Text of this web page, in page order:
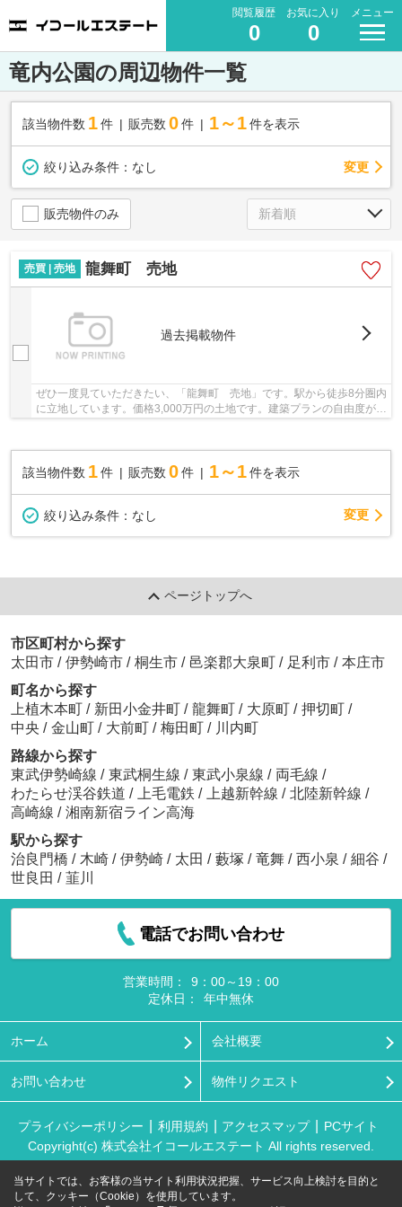
閲覧履歴
0
お気に入り
0
メニュー
竜内公園の周辺物件一覧
該当物件数 1件 販売数 0 件 1～1 件を表示
絞り込み条件： なし 変更
販売物件のみ
売買 | 売地 龍舞町 売地
過去掲載物件
ぜひ一度見ていただきたい、「龍舞町 売地」です。駅から徒歩8分圏内
に立地しています。価格3,000万円の土地です。建築プランの自由度が高
該当物件数 1件 販売数 0 件 1～1 件を表示
絞り込み条件： なし 変更
ページトップへ
市区町村から探す
太田市 / 伊勢崎市 / 桐生市 / 邑楽郡大泉町 / 足利市 / 本庄市
町名から探す
上植木本町 / 新田小金井町 / 龍舞町 / 大原町 / 押切町 /
中央 / 金山町 / 大前町 / 梅田町 / 川内町
路線から探す
東武伊勢崎線 / 東武桐生線 / 東武小泉線 / 両毛線 /
わたらせ渓谷鉄道 / 上毛電鉄 / 上越新幹線 / 北陸新幹線 /
高崎線 / 湘南新宿ライン高海
駅から探す
治良門橋 / 木崎 / 伊勢崎 / 太田 / 藪塚 / 竜舞 / 西小泉 / 細谷 /
世良田 / 韮川
電話でお問い合わせ
営業時間：
9：00～19：00
定休日：
年中無休
ホーム 会社概要
お問い合わせ 物件リクエスト
プライバシーポリシー 利用規約 アクセスマップ
PCサイト
Copyright(c) 株式会社イコールエステート All rights reserved.
当サイトでは、お客様の当サイト利用状況把握、サービス向上検討を目的と
して、クッキー（Cookie）を使用しています。